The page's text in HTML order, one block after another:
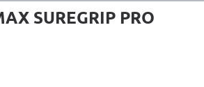
SUREGRIP PRO